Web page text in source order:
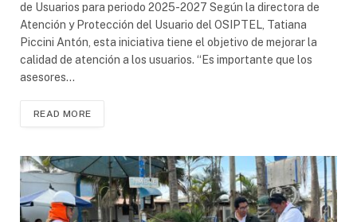
de Usuarios para periodo 2025-2027 Según la directora de
Atención y Protección del Usuario del OSIPTEL, Tatiana
Piccini Antón, esta iniciativa tiene el objetivo de mejorar la
calidad de atención a los usuarios. “Es importante que los
asesores…
READ MORE